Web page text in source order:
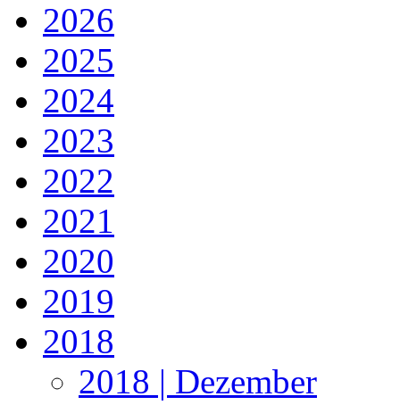
2026
2025
2024
2023
2022
2021
2020
2019
2018
2018 | Dezember